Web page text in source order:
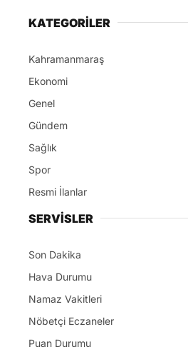
KATEGORİLER
Kahramanmaraş
Ekonomi
Genel
Gündem
Sağlık
Spor
Resmi İlanlar
SERVİSLER
Son Dakika
Hava Durumu
Namaz Vakitleri
Nöbetçi Eczaneler
Puan Durumu